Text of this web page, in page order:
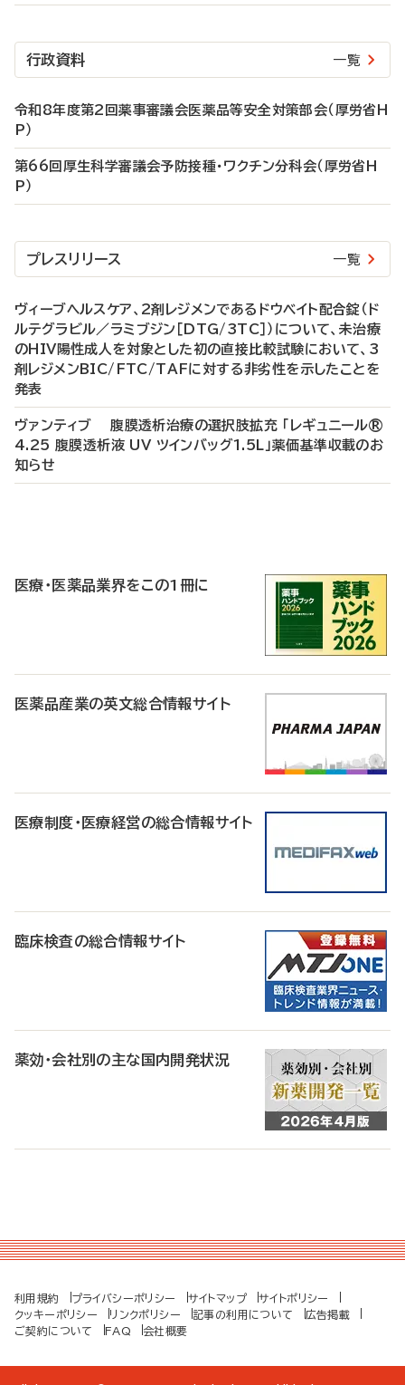
行政資料 一覧
令和8年度第2回薬事審議会医薬品等安全対策部会（厚労省H
P）
第66回厚生科学審議会予防接種・ワクチン分科会（厚労省H
P）
プレスリリース 一覧
ヴィーブヘルスケア、2剤レジメンであるドウベイト配合錠（ド
ルテグラビル／ラミブジン［DTG/3TC］）について、未治療
のHIV陽性成人を対象とした初の直接比較試験において、3
剤レジメンBIC/FTC/TAFに対する非劣性を示したことを
発表
ヴァンティブ 腹膜透析治療の選択肢拡充 「レギュニール®
4.25 腹膜透析液 UV ツインバッグ1.5L」薬価基準収載のお
知らせ
医療・医薬品業界をこの1冊に
医薬品産業の英文総合情報サイト
医療制度・医療経営の総合情報サイト
臨床検査の総合情報サイト
薬効・会社別の主な国内開発状況
利用規約 プライバシーポリシー サイトマップ
サイトポリシー
クッキーポリシー
リンクポリシー 記事の利用について
広告掲載
ご契約について
FAQ 会社概要